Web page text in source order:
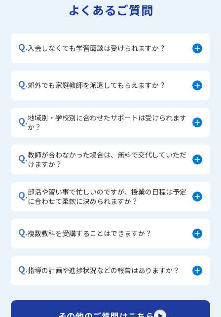
・宿題サポートコース
・学習習慣定着コース
よくあるご質問
Q.入会しなくても学習面談は受けられますか？
Q.郊外でも家庭教師を派遣してもらえますか？
Q.地域別・学校別に合わせたサポートは受けられます
か？
Q.教師が合わなかった場合は、無料で交代していただ
けますか？
Q.部活や習い事で忙しいのですが、授業の日程は予定
に合わせて柔軟に決められますか？
Q.複数教科を受講することはできますか？
Q.指導の計画や進捗状況などの報告はありますか？